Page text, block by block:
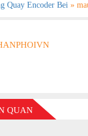
Quay Encoder Bei»
QUAN